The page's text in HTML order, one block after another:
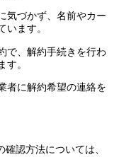
気づかず、名前やカー
ます。
で、解約手続きを行わ
。
者に解約希望の連絡を
認方法については、